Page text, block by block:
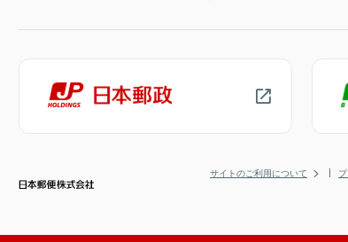
サイトのご利用について